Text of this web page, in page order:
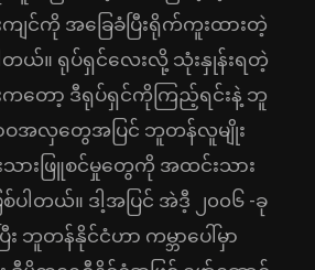
းကျင်ကို အခြေခံပြီးရိုက်ကူးထားတဲ့
ါတယ်။ ရုပ်ရှင်လေးလို့ သုံးနှုန်းရတဲ့
ကတော့ ဒီရုပ်ရှင်ကိုကြည့်ရင်းနဲ့ ဘူ
အလှတွေအပြင် ဘူတန်လူမျိုး
သားဖြူစင်မှုတွေကို အထင်းသား
ပါတယ်။ ဒါ့အပြင် အဲဒီ့ ၂၀၀၆ -ခု
ဘူတန်နိုင်ငံဟာ ကမ္ဘာပေါ်မှာ